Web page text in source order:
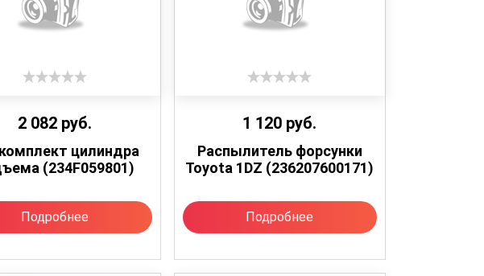
2 082 руб.
цилиндра
(234F059801)
Подробнее
1 120 руб.
Распылитель форсунки
Toyota 1DZ (236207600171)
Подробнее